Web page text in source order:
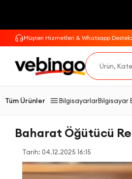
Müşteri Hizmetleri & Whatsapp
Tüm Ürünler BilgisayarlarBilgisayar
Baharat Öğütücü
Tarih: 04.12.2025 16:15